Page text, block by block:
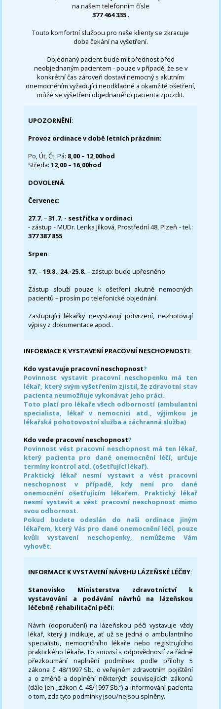
na našem telefonním čísle
377 464 335 .
Touto komfortní službou pro naše klienty se zkracuje
doba čekání na vyšetření.
Objednaný pacient bude mít přednost před
neobjednaným pacientem - pouze v případě, že se v
konkrétní čas zároveň dostaví nemocný s akutním
onemocněním vyžadující neodkladné a okamžité ošetření,
může se vyšetření objednaného pacienta zpozdit.
UPOZORNĚNÍ:
Provoz ordinace v době letních prázdnin:
Po, Út, Čt, Pá: 8,00 – 12,00hod
Středa:12,00 – 16,00hod
DOVOLENÁ:
Červenec:
27.7.–31.7. - sestřička v ordinaci
- zástup - MUDr. Lenka Jílková, Prostřední 48, Plzeň - tel.:
377 387 855
Srpen:
17. –19.8., 24.-25.8. – zástup: bude upřesněno
Zástup slouží pouze k ošetření akutně nemocných
pacientů – prosím po telefonické objednání.
Zastupující lékařky nevystavují potvrzení, nezhotovují
výpisy z dokumentace apod..
INFORMACE K VYSTAVENÍ PRACOVNÍ NESCHOPNOSTI:
Kdo vystavuje pracovní neschopnost?
Povinnost vystavit pracovní neschopenku má ten
lékař, který svým vyšetřením zjistil, že zdravotní stav
pacienta neumožňuje vykonávat jeho práci.
Toto platí pro lékaře všech odborností (ambulantní
specialista, lékař v nemocnici atd., výjimkou je
lékařská pohotovostní služba a záchranná služba)
Kdo vede pracovní neschopnost?
Povinnost vést pracovní neschopnost má ten lékař,
který pacienta pro dané onemocnění léčí, určuje
termíny kontrol atd. (ošetřující lékař).
Praktický lékař nesmí vystavit a vést pracovní
neschopnost v případě, kdy není pro dané
onemocnění ošetřujícím lékařem. Praktický lékař
nesmí vystavit a vést pracovní neschopnost mimo
svou odbornost.
Pokud budete odeslán do naši ordinace jiným
lékařem, který Vás pro dané onemocnění léčí, pouze
kvůli vystavení neschopenky, nemůžeme Vám
vyhovět.
INFORMACE K VYSTAVENÍ NÁVRHU LÁZEŇSKÉ LÉČBY:
Stanovisko Ministerstva zdravotnictví k
vystavování a podávání návrhů na lázeňskou
léčebně rehabilitační péči:
Návrh (doporučení) na lázeňskou péči vystavuje vždy
lékař, který ji indikuje, ať už se jedná o ambulantního
specialistu, nemocničního lékaře nebo registrujícího
praktického lékaře. To souvisí s odpovědností za řádné
přezkoumání naplnění podmínek podle přílohy 5
zákona č. 48/1997 Sb., o veřejném zdravotním pojištění
a o změně a doplnění některých souvisejících zákonů
(dále jen „zákon č. 48/1997 Sb.“) a informování pacienta
o tom, zda tyto podmínky jsou/nejsou splněny.